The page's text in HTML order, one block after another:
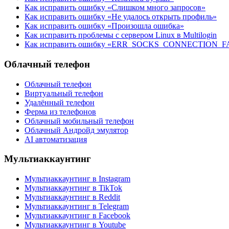
Как исправить ошибку «Слишком много запросов»
Как исправить ошибку «Не удалось открыть профиль»
Как исправить ошибку «Произошла ошибка»
Как исправить проблемы с сервером Linux в Multilogin
Как исправить ошибку
Облачный телефон
Облачный телефон
Виртуальный телефон
Удалённый телефон
Ферма из телефонов
Облачный мобильный телефон
Облачный Андройд эмулятор
AI автоматизация
Мультиаккаунтинг
Мультиаккаунтинг в Instagram
Мультиаккаунтинг в TikTok
Мультиаккаунтинг в Reddit
Мультиаккаунтинг в Telegram
Мультиаккаунтинг в Facebook
Мультиаккаунтинг в Youtube